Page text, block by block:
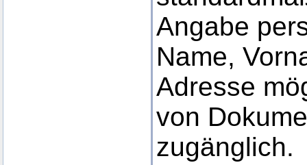
Angabe
Name,
Adresse
von
zugänglich.